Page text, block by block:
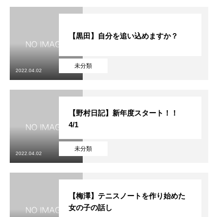
未分類
【黒田】自分を追い込めますか？
2022.04.02
未分類
【野村日記】新年度スタート！！
4/1
2022.04.02
【梅澤】テニスノートを作り始めた
女の子の話し